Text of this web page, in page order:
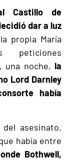
Castillo de
dar a luz
propia María
peticiones
una noche, la
Lord Darnley
había
asesinato.
había entre
Bothwell,